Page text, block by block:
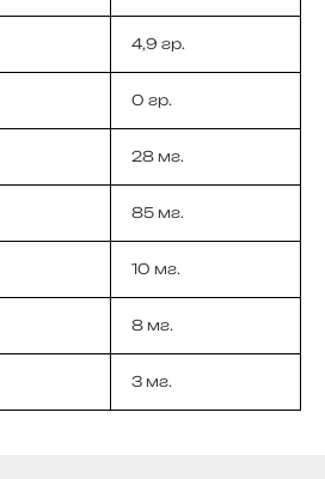
4,9 гр.
0 гр.
28 мг.
85 мг.
10 мг.
8 мг.
3 мг.